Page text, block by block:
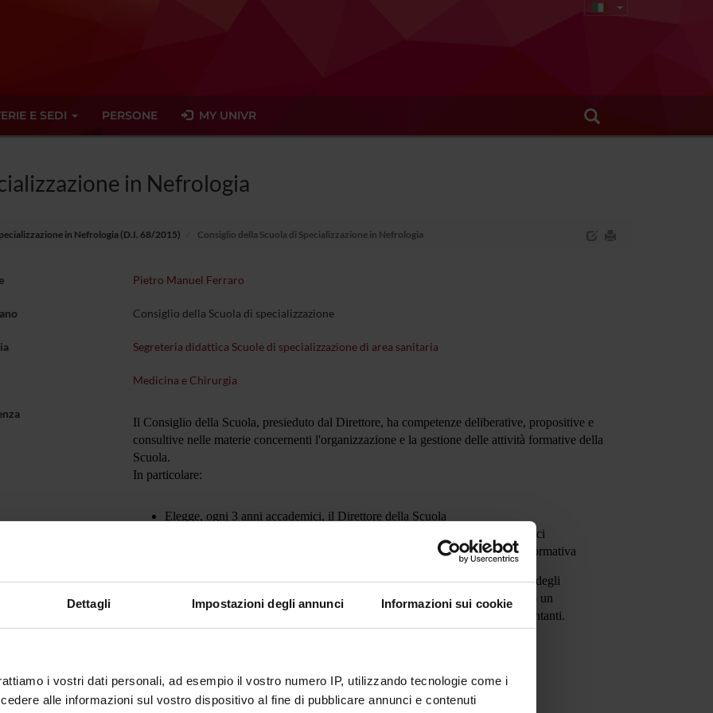
Dettagli Impostazioni degli annunci Informazioni sui cookie
i vostri dati personali, ad esempio il vostro numero IP, utilizzando tecnologie come i
alle informazioni sul vostro dispositivo al fine di pubblicare annunci e contenuti
E SEDI PERSONE MY UNIVR
in Nefrologia
in Nefrologia (D.I. 68/2015) Consiglio della Scuola di Specializzazione in Nefrologia
Pietro Manuel Ferraro
Consiglio della Scuola di specializzazione
Segreteria didattica Scuole di specializzazione di area sanitaria
Medicina e Chirurgia
Il Consiglio della Scuola, presieduto dal Direttore, ha competenze deliberative, propositive e
consultive nelle materie concernenti l'organizzazione e la gestione delle attività formative della
Scuola.
In particolare:
Elegge, ogni 3 anni accademici, il Direttore della Scuola
Approva, annualmente, la composizione del corpo docente e i piani didattici
Approva la collocazione dei Medici in Formazione in strutture extra rete formativa
Il Consiglio è composto dal corpo docente della Scuola e da una rappresentanza degli
specializzandi pari al 10% degli iscritti alla Scuola garantendo comunque almeno un
rappresentante per ogni anni di corso e non superando il massimo di 10 rappresentanti.